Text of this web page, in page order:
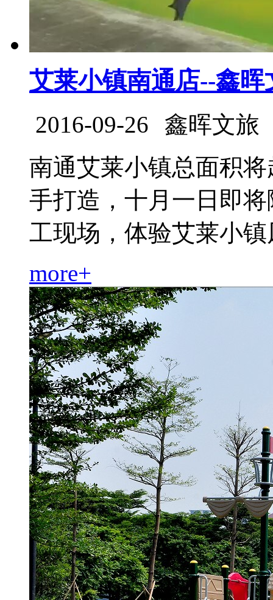
艾莱小镇南通店--鑫
2016-09-26 鑫晖文旅
南通艾莱小镇总面积
手打造，十月一日即
工现场，体验艾莱小镇
more+